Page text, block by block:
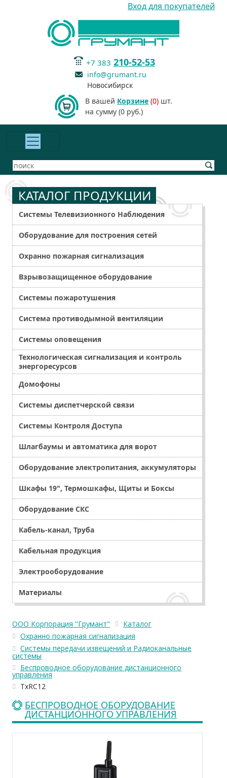
Вход для покупателей
+7 383 210-52-53
info@grumant.ru
Новосибирск
В вашей Корзине (0) шт.
на сумму (0 руб.)
КАТАЛОГ ПРОДУКЦИИ
Системы Телевизионного Наблюдения
Оборудование для построения сетей
Охранно пожарная сигнализация
Взрывозащищенное оборудование
Системы пожаротушения
Система противодымной вентиляции
Системы оповещения
Технологическая сигнализация и контроль
энергоресурсов
Домофоны
Системы диспетчерской связи
Системы Контроля Доступа
Шлагбаумы и автоматика для ворот
Оборудование электропитания, аккумуляторы
Шкафы 19", Термошкафы, Щиты и Боксы
Оборудование СКС
Кабель-канал, Труба
Кабельная продукция
Электрооборудование
Материалы
ООО Корпорация "Грумант"
Каталог
Охранно пожарная сигнализация
Системы передачи извещений и Радиоканальные
системы
Беспроводное оборудование дистанционного
управления
TxRC12
БЕСПРОВОДНОЕ ОБОРУДОВАНИЕ
ДИСТАНЦИОННОГО УПРАВЛЕНИЯ